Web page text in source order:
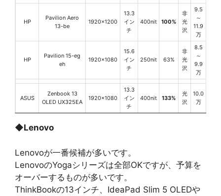
HP
Pavilion Aero
13-be
1920x1200
13.3
イン
チ
400nit 100%
非
光
沢
9.5
～
11.9
万
HP
Pavilion 15-eg
eh
1920x1080
15.6
イン
チ
250nit 63%
非
光
沢
8.5
～
9.9
万
ASUS
Zenbook 13
OLED UX325EA
1920x1080
13.3
イン
チ
400nit 133%
光
沢
10.0
万
◆Lenovo
Lenovoが一番候補が多いです。
LenovoのYogaシリーズは全部OKですが、予算を
オーバーするものが多いです。
ThinkBookの13インチ、IdeaPad Slim 5 OLEDや